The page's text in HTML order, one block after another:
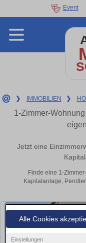
Alle Cookies
Einstellungen
Event
❯ IMMOBILIEN ❯
1-Zimmer-
Jetzt eine
Finde eine 1-
Kapitalanlage,